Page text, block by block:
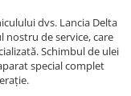
dvs. Lancia Delta
de service, care
Schimbul de ulei
special complet